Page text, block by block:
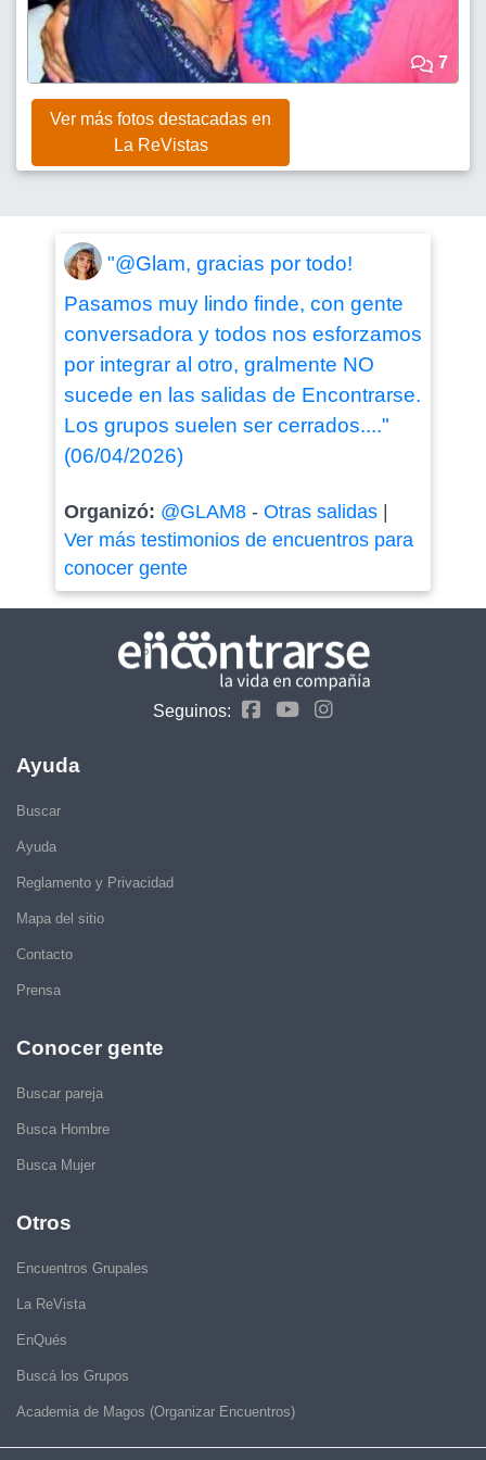
7
Ver más fotos destacadas en
La ReVistas
"@Glam, gracias por todo!
Pasamos muy lindo finde, con gente
conversadora y todos nos esforzamos
por integrar al otro, gralmente NO
sucede en las salidas de Encontrarse.
Los grupos suelen ser cerrados...."
(06/04/2026)
Organizó: @GLAM8- Otras salidas|
Ver más testimonios de encuentros para
conocer gente
Seguinos:
Ayuda
Buscar
Ayuda
Reglamento y Privacidad
Mapa del sitio
Contacto
Prensa
Conocer gente
Buscar pareja
Busca Hombre
Busca Mujer
Otros
Encuentros Grupales
La ReVista
EnQués
Buscá los Grupos
Academia de Magos (Organizar Encuentros)